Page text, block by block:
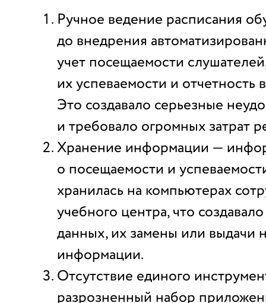
Ручное ведение расписания
до внедрения
учет посещаемости
их успеваемости и отчетность
Это создавало серьезные
и требовало огромных затрат
Хранение информации —
о посещаемости и
хранилась на компьютерах
учебного центра, что
данных, их замены или выдачи
информации.
Отсутствие единого
разрозненный набор